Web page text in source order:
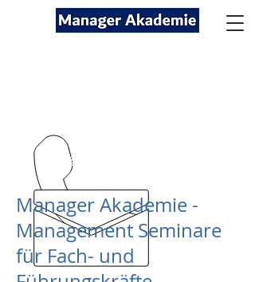
kontakt@managerakademie.com
Manager Akademie -
Management Seminare
für Fach- und